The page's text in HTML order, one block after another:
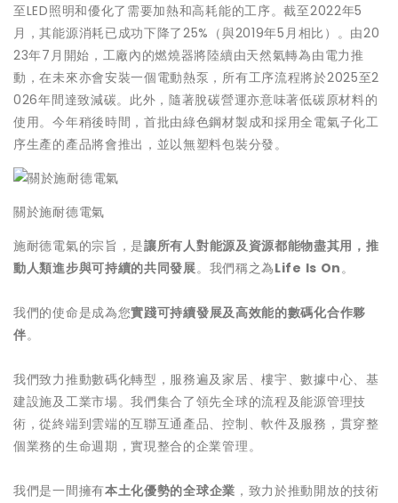
至LED照明和優化了需要加熱和高耗能的工序。截至2022年5
月，其能源消耗已成功下降了25%（與2019年5月相比）。由20
23年7月開始，工廠內的燃燒器將陸續由天然氣轉為由電力推
動，在未來亦會安裝一個電動熱泵，所有工序流程將於2025至2
026年間達致減碳。此外，隨著脫碳營運亦意味著低碳原材料的
使用。今年稍後時間，首批由綠色鋼材製成和採用全電氣子化工
序生產的產品將會推出，並以無塑料包裝分發。
關於施耐德電氣
施耐德電氣的宗旨，是讓所有人對能源及資源都能物盡其用，推
動人類進步與可持續的共同發展。我們稱之為Life Is On。
我們的使命是成為您實踐可持續發展及高效能的數碼化合作夥
伴。
我們致力推動數碼化轉型，服務遍及家居、樓宇、數據中心、基
建設施及工業市場。我們集合了領先全球的流程及能源管理技
術，從終端到雲端的互聯互通產品、控制、軟件及服務，貫穿整
個業務的生命週期，實現整合的企業管理。
我們是一間擁有本土化優勢的全球企業 ，致力於推動開放的技術